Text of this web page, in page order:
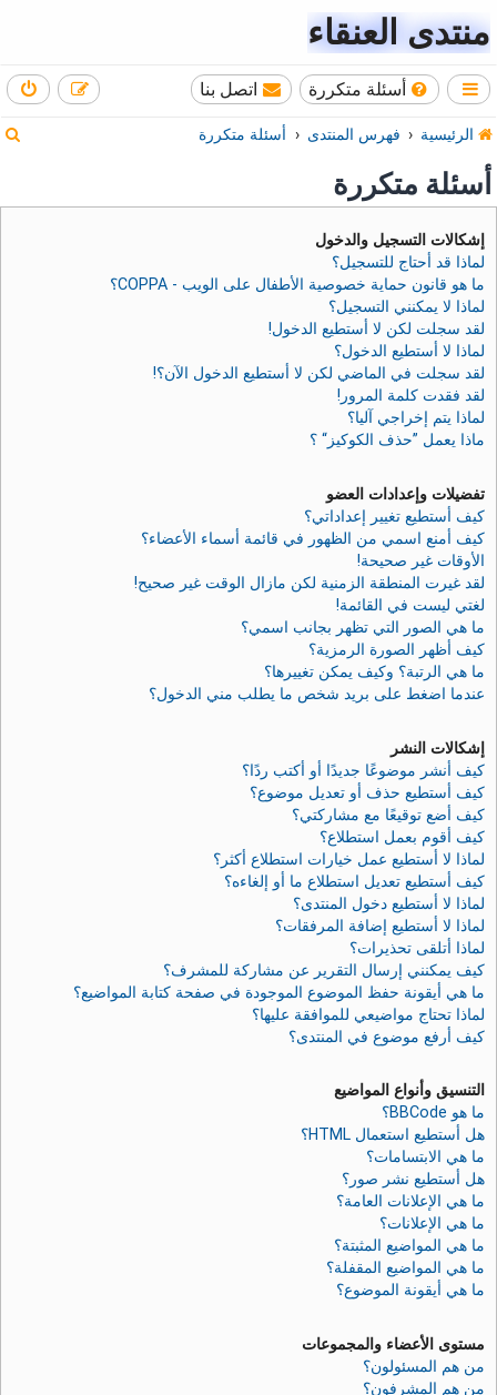
منتدى العنقاء
أسئلة متكررة اتصل بنا
الرئيسية فهرس المنتدى أسئلة متكررة
أسئلة متكررة
إشكالات التسجيل والدخول
لماذا قد أحتاج للتسجيل؟
ما هو قانون حماية خصوصية الأطفال على الويب - COPPA؟
لماذا لا يمكنني التسجيل؟
لقد سجلت لكن لا أستطيع الدخول!
لماذا لا أستطيع الدخول؟
لقد سجلت في الماضي لكن لا أستطيع الدخول الآن؟!
لقد فقدت كلمة المرور!
لماذا يتم إخراجي آليا؟
ماذا يعمل ”حذف الكوكيز“ ؟
تفضيلات وإعدادات العضو
كيف أستطيع تغيير إعداداتي؟
كيف أمنع اسمي من الظهور في قائمة أسماء الأعضاء؟
الأوقات غير صحيحة!
لقد غيرت المنطقة الزمنية لكن مازال الوقت غير صحيح!
لغتي ليست في القائمة!
ما هي الصور التي تظهر بجانب اسمي؟
كيف أظهر الصورة الرمزية؟
ما هي الرتبة؟ وكيف يمكن تغييرها؟
عندما اضغط على بريد شخص ما يطلب مني الدخول؟
إشكالات النشر
كيف أنشر موضوعًا جديدًا أو أكتب ردًا؟
كيف أستطيع حذف أو تعديل موضوع؟
كيف أضع توقيعًا مع مشاركتي؟
كيف أقوم بعمل استطلاع؟
لماذا لا أستطيع عمل خيارات استطلاع أكثر؟
كيف أستطيع تعديل استطلاع ما أو إلغاءه؟
لماذا لا أستطيع دخول المنتدى؟
لماذا لا أستطيع إضافة المرفقات؟
لماذا أتلقى تحذيرات؟
كيف يمكنني إرسال التقرير عن مشاركة للمشرف؟
ما هي أيقونة حفظ الموضوع الموجودة في صفحة كتابة المواضيع؟
لماذا تحتاج مواضيعي للموافقة عليها؟
كيف أرفع موضوع في المنتدى؟
التنسيق وأنواع المواضيع
ما هو BBCode؟
هل أستطيع استعمال HTML؟
ما هي الابتسامات؟
هل أستطيع نشر صور؟
ما هي الإعلانات العامة؟
ما هي الإعلانات؟
ما هي المواضيع المثبتة؟
ما هي المواضيع المقفلة؟
ما هي أيقونة الموضوع؟
مستوى الأعضاء والمجموعات
من هم المسئولون؟
من هم المشرفون؟